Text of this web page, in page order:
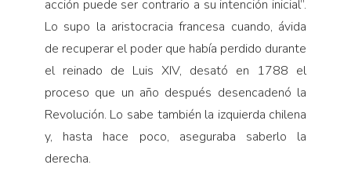
acción puede ser contrario a su intención inicial”.
Lo supo la aristocracia francesa cuando, ávida
de recuperar el poder que había perdido durante
el reinado de Luis XIV, desató en 1788 el
proceso que un año después desencadenó la
Revolución. Lo sabe también la izquierda chilena
y, hasta hace poco, aseguraba saberlo la
derecha.